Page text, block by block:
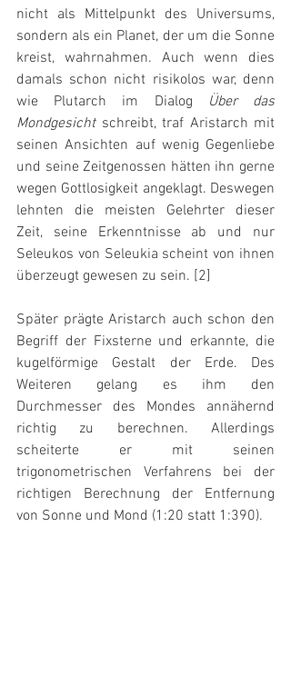
nicht als Mittelpunkt des Universums,
sondern als ein Planet, der um die Sonne
kreist, wahrnahmen. Auch wenn dies
damals schon nicht risikolos war, denn
wie Plutarch im Dialog
Über das
Mondgesicht schreibt, traf Aristarch mit
seinen Ansichten auf wenig Gegenliebe
und seine Zeitgenossen hätten ihn gerne
wegen Gottlosigkeit angeklagt. Deswegen
lehnten die meisten Gelehrter dieser
Zeit, seine Erkenntnisse ab und nur
Seleukos von Seleukia scheint von ihnen
überzeugt gewesen zu sein. [2]
Später prägte Aristarch auch schon den
Begriff der Fixsterne und erkannte, die
kugelförmige Gestalt der Erde. Des
Weiteren gelang es ihm den
Durchmesser des Mondes annähernd
richtig zu berechnen. Allerdings
scheiterte er mit seinen
trigonometrischen Verfahrens bei der
richtigen Berechnung der Entfernung
von Sonne und Mond (1:20 statt 1:390).